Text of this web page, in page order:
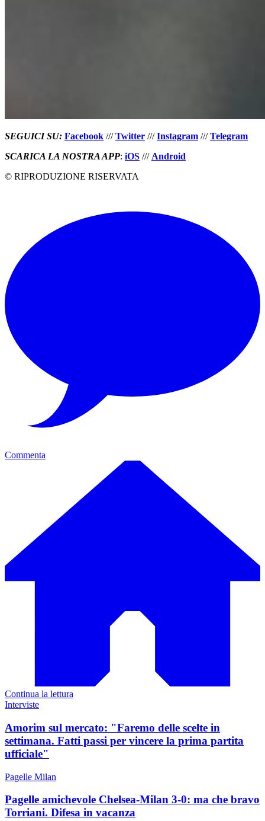
SEGUICI SU: Facebook ///Twitter ///Instagram ///Telegram
SCARICA LA NOSTRA APP: iOS /// Android
© RIPRODUZIONE RISERVATA
Commenta
Continua la lettura
Interviste
Amorim sul mercato: "Faremo delle scelte in
settimana. Fatti passi per vincere la prima partita
ufficiale"
Pagelle Milan
Pagelle amichevole Chelsea-Milan 3-0: ma che bravo
Torriani. Difesa in vacanza